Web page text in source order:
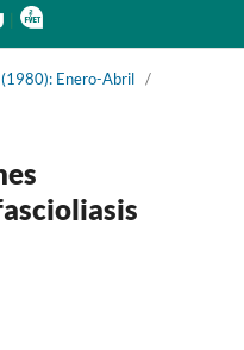
Enero-Abril /